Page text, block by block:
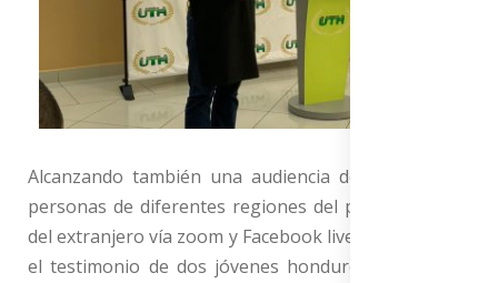
Alcanzando también una audiencia de más de 600
personas de diferentes regiones del país y también
del extranjero vía zoom y Facebook live UTH; además
el testimonio de dos jóvenes hondureños que han